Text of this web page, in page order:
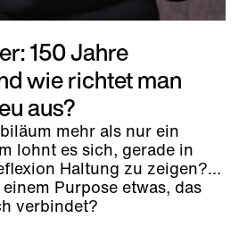
150 Jahre
wie richtet man
aus?
mehr als nur ein
lohnt es sich, gerade in
Haltung zu zeigen?
Purpose etwas, das
verbindet?